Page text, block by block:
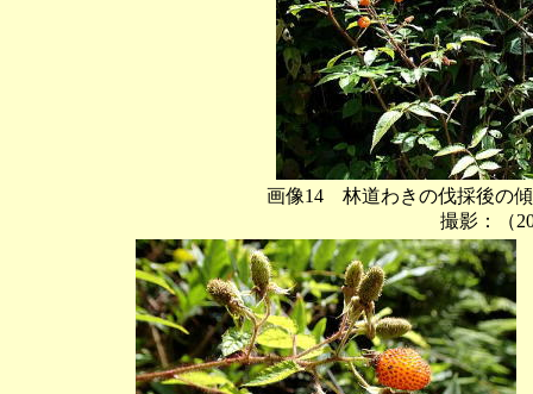
画像14 林道わきの伐採後の
撮影：（